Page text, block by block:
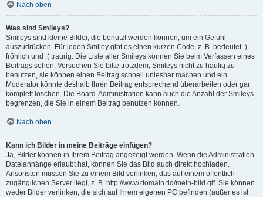
Nach oben
Was sind Smileys?
Smileys sind kleine Bilder, die benutzt werden können, um ein Gefühl
auszudrücken. Für jeden Smiley gibt es einen kurzen Code, z. B. bedeutet :)
fröhlich und :( traurig. Die Liste aller Smileys können Sie beim Verfassen eines
Beitrags sehen. Versuchen Sie bitte trotzdem, Smileys nicht zu häufig zu
benutzen, sie können einen Beitrag schnell unlesbar machen und ein
Moderator könnte deshalb Ihren Beitrag entsprechend überarbeiten oder gar
komplett löschen. Die Board-Administration kann auch die Anzahl der Smileys
begrenzen, die Sie in einem Beitrag benutzen können.
Nach oben
Kann ich Bilder in meine Beiträge einfügen?
Ja, Bilder können in Ihrem Beitrag angezeigt werden. Wenn die Administration
Dateianhänge erlaubt hat, können Sie das Bild auch direkt hochladen.
Ansonsten müssen Sie zu einem Bild verlinken, das auf einem öffentlich
zugänglichen Server liegt, z. B. http://www.domain.tld/mein-bild.gif. Sie können
weder Bilder verlinken, die sich auf Ihrem eigenen PC befinden (außer es ist